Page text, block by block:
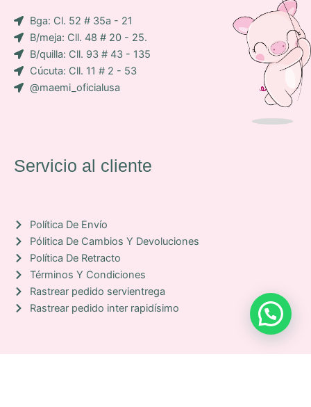
c
o
n
-
f
b
k
m
Bga: Cl. 52 # 35a - 21
B/meja: Cll. 48 # 20 - 25.
B/quilla: Cll. 93 # 43 - 135
Cúcuta: Cll. 11 # 2 - 53
@maemi_oficialusa
Servicio al cliente
Política De Envío
Pólitica De Cambios Y Devoluciones
Política De Retracto
Términos Y Condiciones
Rastrear pedido servientrega
Rastrear pedido inter rapidísimo